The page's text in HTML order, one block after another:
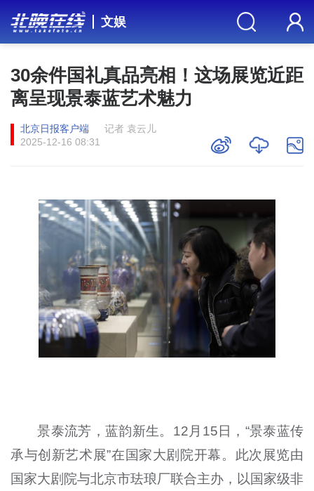
文娱
30余件国礼真品亮相！这场展览近距
离呈现景泰蓝艺术魅力
北京日报客户端
记者 袁云儿
2025-12-16 08:31
景泰流芳，蓝韵新生。12月15日，“景泰蓝传
承与创新艺术展”在国家大剧院开幕。此次展览由
国家大剧院与北京市珐琅厂联合主办，以国家级非